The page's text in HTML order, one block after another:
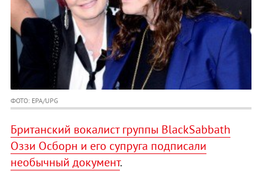
ФОТО: EPA/UPG
Британский вокалист группы ВlackSabbath
Оззи Осборн и его супруга подписали
необычный документ.